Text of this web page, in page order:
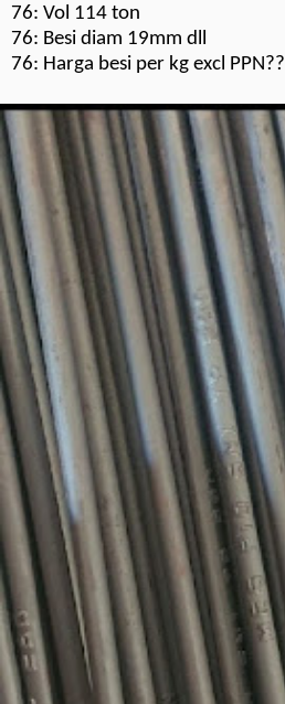
76: Vol 114 ton
76: Besi diam 19mm dll
76: Harga besi per kg excl PPN??